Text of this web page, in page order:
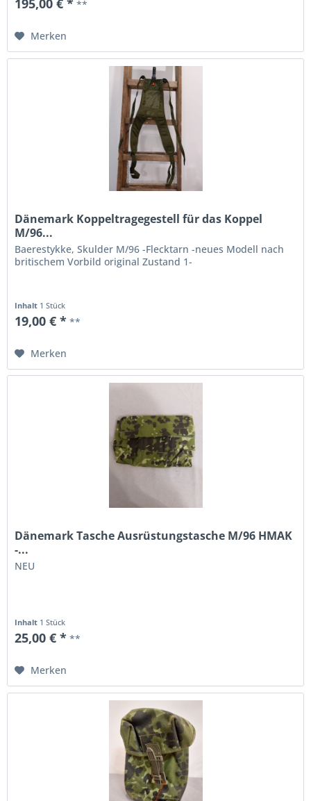
195,00 € * **
Merken
Dänemark Koppeltragegestell für das Koppel
M/96...
Baerestykke, Skulder M/96 -Flecktarn -neues Modell nach
britischem Vorbild original Zustand 1-
Inhalt 1 Stück
19,00 € * **
Merken
Dänemark Tasche Ausrüstungstasche M/96 HMAK
-...
NEU
Inhalt 1 Stück
25,00 € * **
Merken